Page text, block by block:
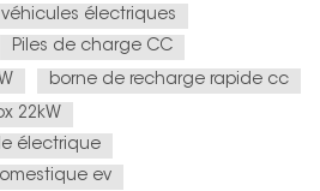
facteurs clés et tendances dans
électriques
Piles de charge CC
borne de recharge rapide cc
22kW
électrique
ev